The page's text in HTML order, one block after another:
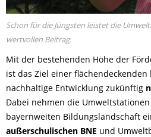
Schon für die Jüngsten leistet die
wertvollen Beitrag.
Mit der bestehenden Höhe der
ist das Ziel einer
nachhaltige Entwicklung zukünftig
Dabei nehmen die
bayernweiten Bildungslandschaft
außerschulischen BNE und